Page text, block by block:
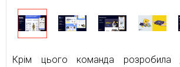
Крім цього команда розробила